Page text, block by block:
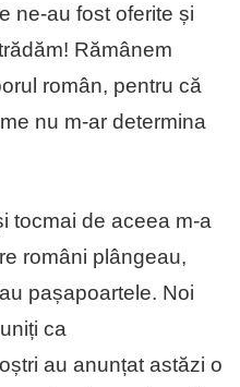
ne-au fost oferite și
Rămânem
român, pentru că
nu m-ar determina
tocmai de aceea m-a
români plângeau,
pașapoartele. Noi
ca
au anunțat astăzi o